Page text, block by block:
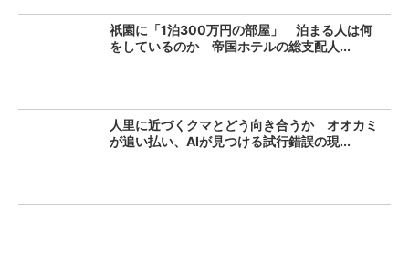
祇園に「1泊300万円の部屋」 泊まる人は何
をしているのか 帝国ホテルの総支配人...
人里に近づくクマとどう向き合うか オオカミ
が追い払い、AIが見つける試行錯誤の現...